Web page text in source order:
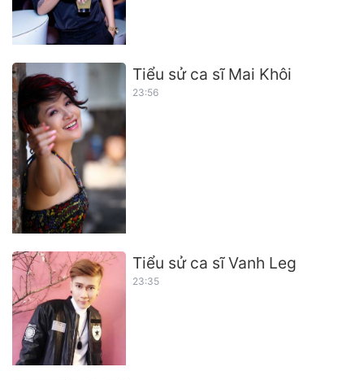
Tiểu sử ca sĩ Mai Khôi
23:56
Tiểu sử ca sĩ Vanh Leg
23:35